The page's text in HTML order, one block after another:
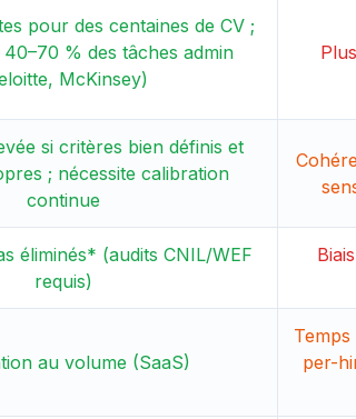
pour des centaines de CV ;
% des tâches admin
McKinsey)
si critères bien définis et
; nécessite calibration
continue
éliminés* (audits CNIL/WEF
requis)
au volume (SaaS)
per-